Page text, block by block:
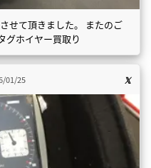
せて頂きました。 またのご
グホイヤー買取り
01/25